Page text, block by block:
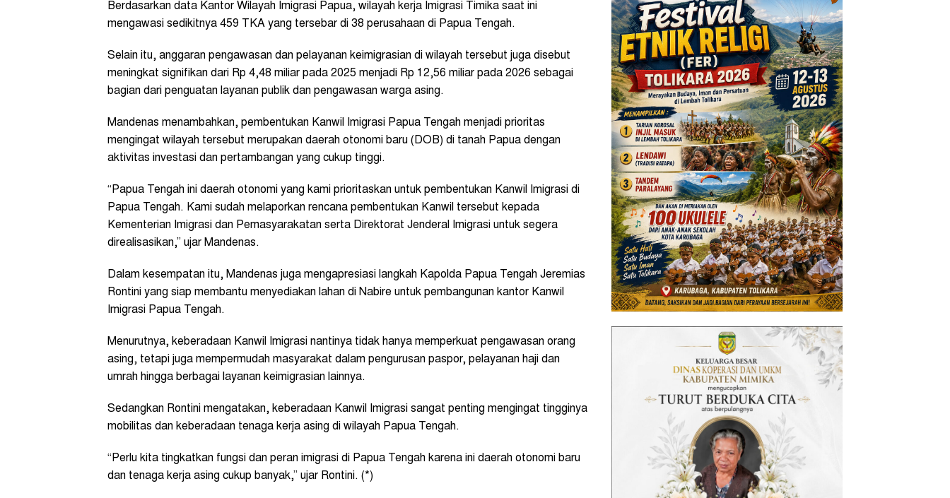
Berdasarkan data Kantor Wilayah Imigrasi Papua, wilayah kerja Imigrasi Timika saat ini
mengawasi sedikitnya 459 TKA yang tersebar di 38 perusahaan di Papua Tengah.
Selain itu, anggaran pengawasan dan pelayanan keimigrasian di wilayah tersebut juga disebut
meningkat signifikan dari Rp 4,48 miliar pada 2025 menjadi Rp 12,56 miliar pada 2026 sebagai
bagian dari penguatan layanan publik dan pengawasan warga asing.
Mandenas menambahkan, pembentukan Kanwil Imigrasi Papua Tengah menjadi prioritas
mengingat wilayah tersebut merupakan daerah otonomi baru (DOB) di tanah Papua dengan
aktivitas investasi dan pertambangan yang cukup tinggi.
“Papua Tengah ini daerah otonomi yang kami prioritaskan untuk pembentukan Kanwil Imigrasi di
Papua Tengah. Kami sudah melaporkan rencana pembentukan Kanwil tersebut kepada
Kementerian Imigrasi dan Pemasyarakatan serta Direktorat Jenderal Imigrasi untuk segera
direalisasikan,” ujar Mandenas.
Dalam kesempatan itu, Mandenas juga mengapresiasi langkah Kapolda Papua Tengah Jeremias
Rontini yang siap membantu menyediakan lahan di Nabire untuk pembangunan kantor Kanwil
Imigrasi Papua Tengah.
Menurutnya, keberadaan Kanwil Imigrasi nantinya tidak hanya memperkuat pengawasan orang
asing, tetapi juga mempermudah masyarakat dalam pengurusan paspor, pelayanan haji dan
umrah hingga berbagai layanan keimigrasian lainnya.
Sedangkan Rontini mengatakan, keberadaan Kanwil Imigrasi sangat penting mengingat tingginya
mobilitas dan keberadaan tenaga kerja asing di wilayah Papua Tengah.
“Perlu kita tingkatkan fungsi dan peran imigrasi di Papua Tengah karena ini daerah otonomi baru
dan tenaga kerja asing cukup banyak,” ujar Rontini. (*)